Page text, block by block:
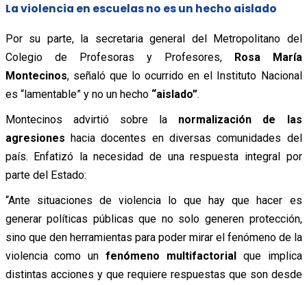
La violencia en escuelas no es un hecho aislado
Por su parte, la secretaria general del Metropolitano del
Colegio de Profesoras y Profesores, Rosa María
Montecinos, señaló que lo ocurrido en el Instituto Nacional
es “lamentable” y no un hecho “aislado”.
Montecinos advirtió sobre la normalización de las
agresiones hacia docentes en diversas comunidades del
país. Enfatizó la necesidad de una respuesta integral por
parte del Estado:
“Ante situaciones de violencia lo que hay que hacer es
generar políticas públicas que no solo generen protección,
sino que den herramientas para poder mirar el fenómeno de la
violencia como un fenómeno multifactorialque implica
distintas acciones y que requiere respuestas que son desde